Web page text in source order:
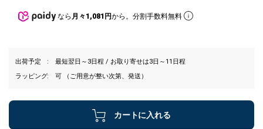
なら 月々1,081円から。分割手数料無料
出荷予定
最短翌日～3日程 / お取り寄せは3日～11日程
ラッピング
可 （ご用意が整い次第、発送）
カートに入れる